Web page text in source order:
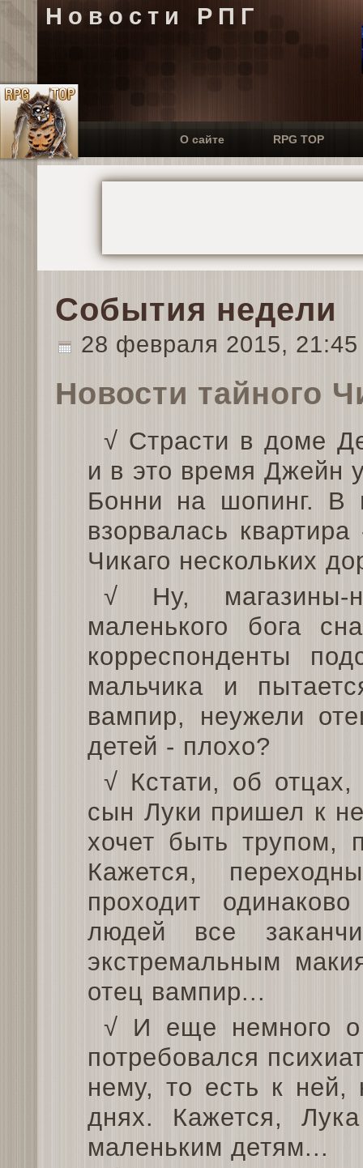
Новости РПГ
О сайте RPG TOP
События недели
28 февраля 2015,
Новости тайного
√ Страсти в доме
и в это время Джейн
Бонни на шопинг. В
взорвалась
Чикаго нескольких
√ Ну, магазины-
маленького бога
корреспонденты
мальчика и
вампир, неужели
детей - плохо?
√ Кстати, об
сын Луки пришел к
хочет быть трупом,
Кажется,
проходит
людей все
экстремальным
отец вампир...
√ И еще немного о
потребовался
нему, то есть к ней,
днях. Кажется,
маленьким детям...